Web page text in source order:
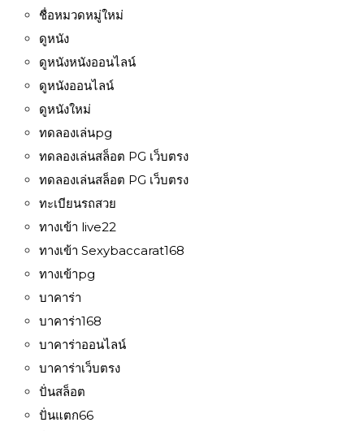
ชื่อหมวดหมู่ใหม่
ดูหนัง
ดูหนังหนังออนไลน์
ดูหนังออนไลน์
ดูหนังใหม่
ทดลองเล่นpg
ทดลองเล่นสล็อต PG เว็บตรง
ทดลองเล่นสล็อต PG เว็บตรง
ทะเบียนรถสวย
ทางเข้า live22
ทางเข้า Sexybaccarat168
ทางเข้าpg
บาคาร่า
บาคาร่า168
บาคาร่าออนไลน์
บาคาร่าเว็บตรง
ปั่นสล็อต
ปั่นแตก66